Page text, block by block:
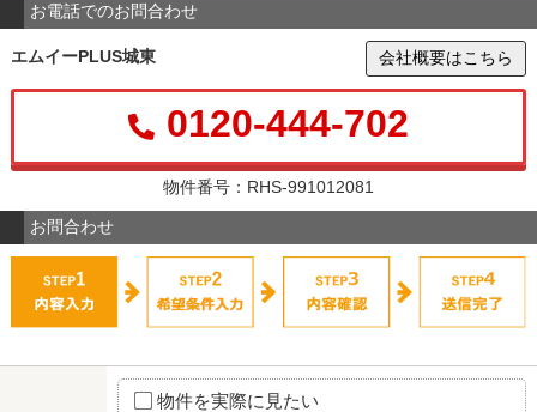
お電話でのお問合わせ
エムイーPLUS城東 会社概要はこちら
0120-444-702
物件番号：RHS-991012081
お問合わせ
物件を実際に見たい